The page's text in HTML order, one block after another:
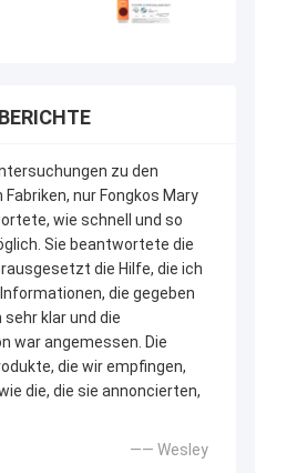
zu den
nur Fongkos Mary
wie schnell und so
Sie beantwortete die
die Hilfe, die ich
die gegeben
klar und die
war angemessen. Die
die wir empfingen,
die, die sie annoncierten,
—— Wesley